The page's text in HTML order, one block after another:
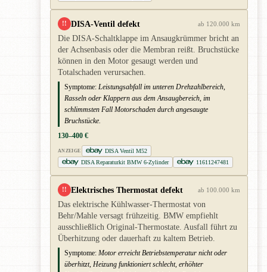
!! DISA-Ventil defekt ab 120.000 km
Die DISA-Schaltklappe im Ansaugkrümmer bricht an
der Achsenbasis oder die Membran reißt. Bruchstücke
können in den Motor gesaugt werden und
Totalschaden verursachen.
Symptome: Leistungsabfall im unteren Drehzahlbereich,
Rasseln oder Klappern aus dem Ansaugbereich, im
schlimmsten Fall Motorschaden durch angesaugte
Bruchstücke.
130–400 €
ANZEIGE
DISA Ventil M52
DISA Reparaturkit BMW 6-Zylinder
11611247481
!! Elektrisches Thermostat defekt ab 100.000 km
Das elektrische Kühlwasser-Thermostat von
Behr/Mahle versagt frühzeitig. BMW empfiehlt
ausschließlich Original-Thermostate. Ausfall führt zu
Überhitzung oder dauerhaft zu kaltem Betrieb.
Symptome: Motor erreicht Betriebstemperatur nicht oder
überhitzt, Heizung funktioniert schlecht, erhöhter